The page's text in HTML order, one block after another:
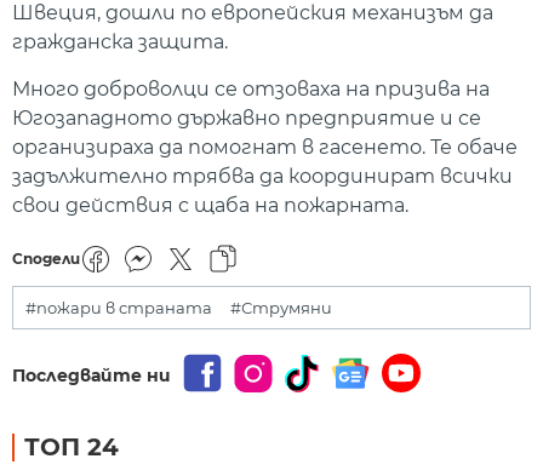
Швеция, дошли по европейския механизъм да
гражданска защита.
Много доброволци се отзоваха на призива на
Югозападното държавно предприятие и се
организираха да помогнат в гасенето. Те обаче
задължително трябва да координират всички
свои действия с щаба на пожарната.
Сподели
#пожари в страната #Струмяни
Последвайте ни
ТОП 24